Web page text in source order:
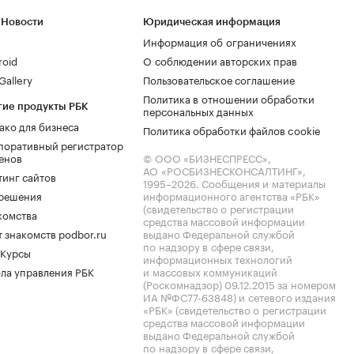
продукты РБК
для бизнеса
регистратор
сайтов
знакомств podbor.ru
управления РБК
Юридическая информация
Информация об ограничениях
О соблюдении авторских прав
Пользовательское соглашение
Политика в отношении обработки
персональных данных
Политика обработки файлов cookie
© ООО «БИЗНЕСПРЕСС»,
АО «РОСБИЗНЕСКОНСАЛТИНГ»,
1995–2026. Сообщения и материалы
информационного агентства «РБК»
(свидетельство о регистрации
средства массовой информации
выдано Федеральной службой
по надзору в сфере связи,
информационных технологий
и массовых коммуникаций
(Роскомнадзор) 09.12.2015 за номером
ИА №ФС77-63848) и сетевого издания
«РБК» (свидетельство о регистрации
средства массовой информации
выдано Федеральной службой
по надзору в сфере связи,